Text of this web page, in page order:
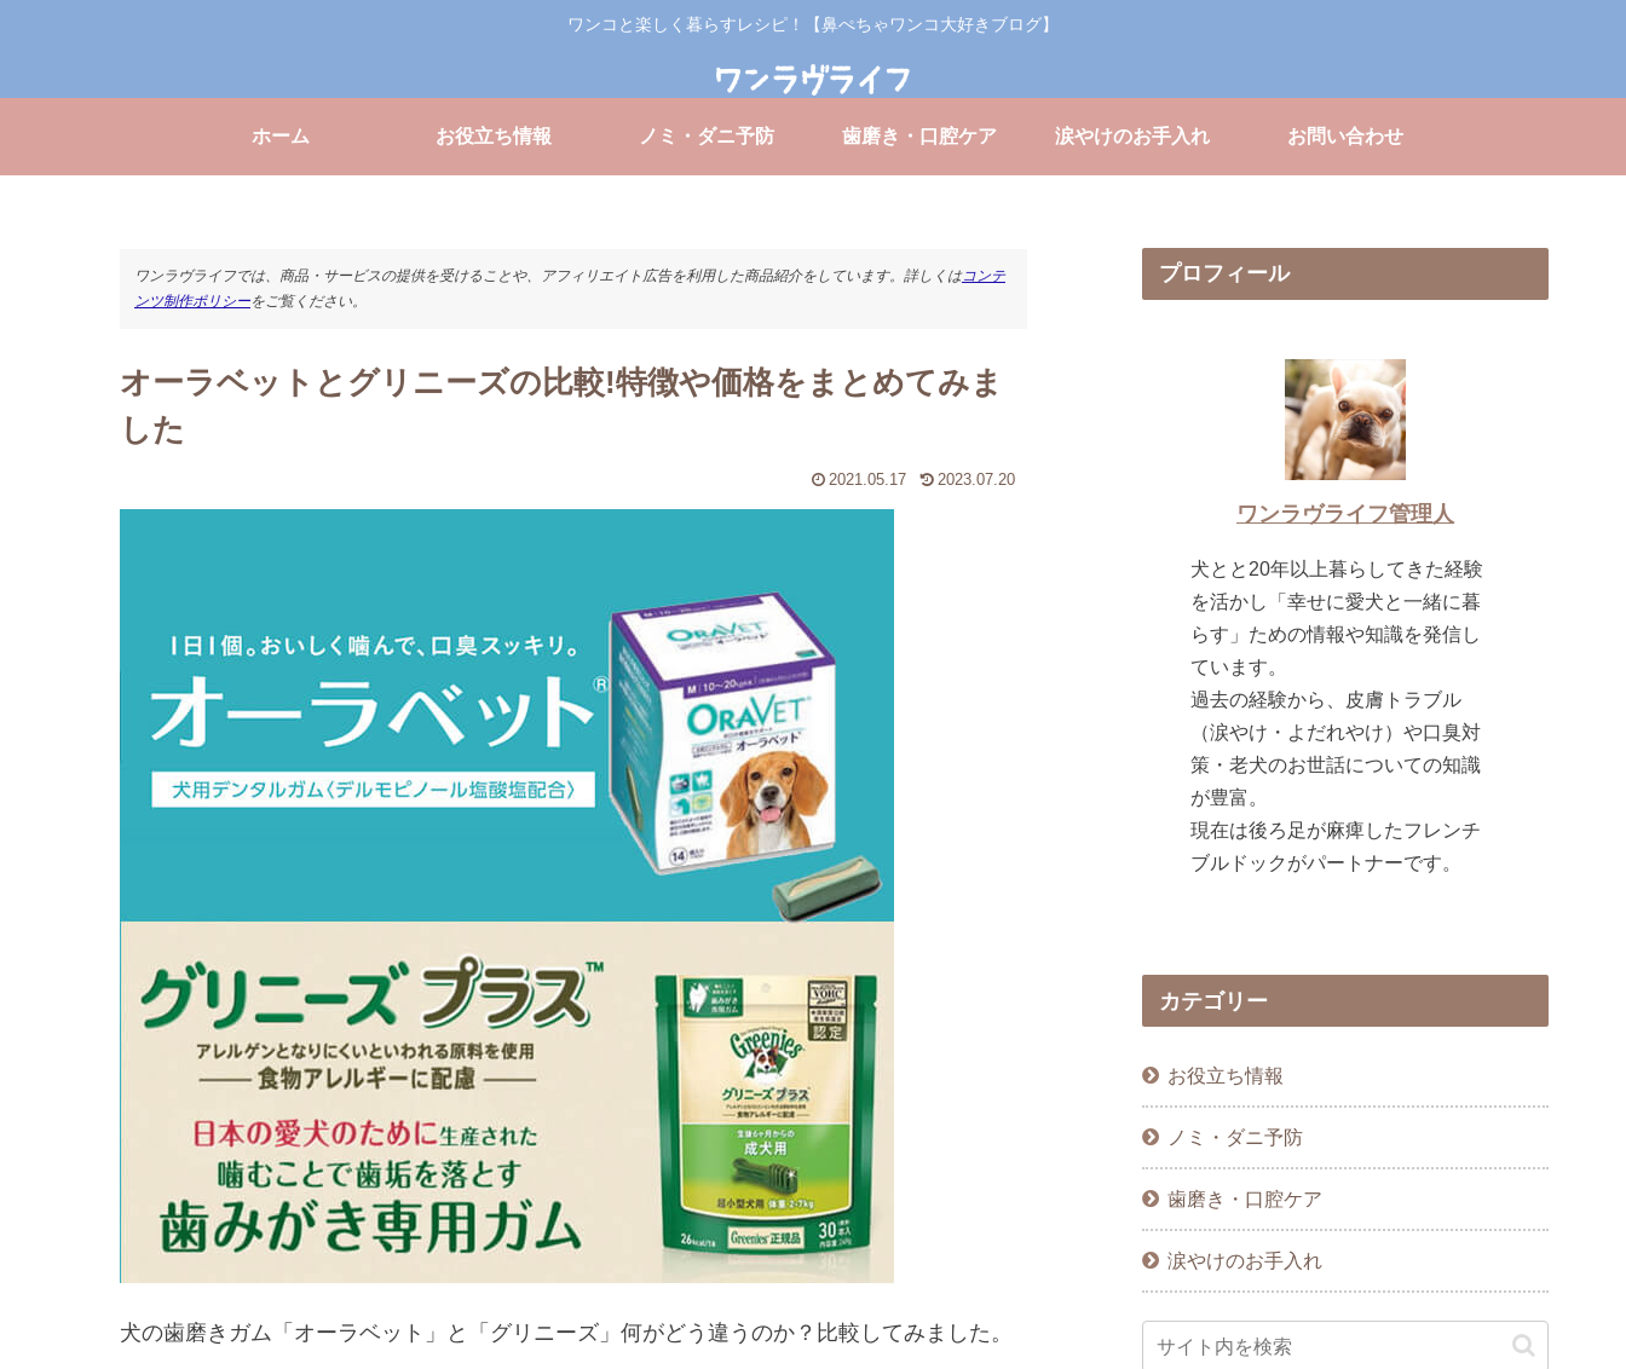
ワンコと楽しく暮らすレシピ！【鼻ぺちゃワンコ大好きブログ】
ホーム お役立ち情報 ノミ・ダニ予防 歯磨き・口腔ケア 涙やけのお手入れ お問い合わせ
ワンラヴライフでは、商品・サービスの提供を受けることや、アフィリエイト広告を利用した商品紹介をしています。詳しくはコンテ
ンツ制作ポリシーをご覧ください。
オーラベットとグリニーズの比較!特徴や価格をまとめてみま
した
2021.05.17 2023.07.20
犬の歯磨きガム「オーラベット」と「グリニーズ」何がどう違うのか？比較してみました。
プロフィール
ワンラヴライフ管理人
犬とと20年以上暮らしてきた経験
を活かし「幸せに愛犬と一緒に暮
らす」ための情報や知識を発信し
ています。
過去の経験から、皮膚トラブル
（涙やけ・よだれやけ）や口臭対
策・老犬のお世話についての知識
が豊富。
現在は後ろ足が麻痺したフレンチ
ブルドックがパートナーです。
カテゴリー
お役立ち情報
ノミ・ダニ予防
歯磨き・口腔ケア
涙やけのお手入れ